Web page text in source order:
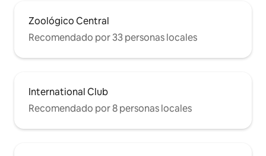
Zoológico Central
Recomendado por 33 personas locales
International Club
Recomendado por 8 personas locales